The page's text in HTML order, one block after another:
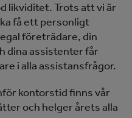
likviditet. Trots att vi är
få ett personligt
företrädare, din
dina assistenter får
i alla assistansfrågor.
kontorstid finns vår
och helger årets alla